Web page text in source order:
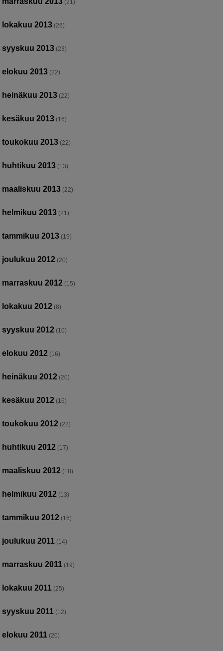
(21)
lokakuu 2013 (26)
syyskuu 2013 (23)
elokuu 2013 (22)
heinäkuu 2013 (22)
kesäkuu 2013 (16)
toukokuu 2013 (22)
huhtikuu 2013 (13)
maaliskuu 2013 (22)
helmikuu 2013 (21)
tammikuu 2013 (19)
joulukuu 2012 (20)
marraskuu 2012 (15)
lokakuu 2012 (8)
syyskuu 2012 (10)
elokuu 2012 (16)
heinäkuu 2012 (20)
kesäkuu 2012 (16)
toukokuu 2012 (22)
huhtikuu 2012 (17)
maaliskuu 2012 (18)
helmikuu 2012 (13)
tammikuu 2012 (16)
joulukuu 2011 (14)
marraskuu 2011 (19)
lokakuu 2011 (25)
syyskuu 2011 (12)
elokuu 2011 (20)